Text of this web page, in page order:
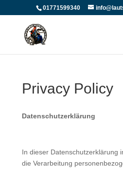
01771599340
Privacy Policy
Datenschutzerklärung
In dieser Datenschutzerklärung
die Verarbeitung